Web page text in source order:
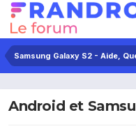
Samsung Galaxy S2 - Aide,
Android et